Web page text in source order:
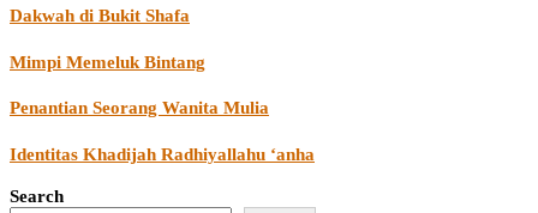
Dakwah di Bukit Shafa
Mimpi Memeluk Bintang
Penantian Seorang Wanita Mulia
Identitas Khadijah Radhiyallahu ‘anha
Search